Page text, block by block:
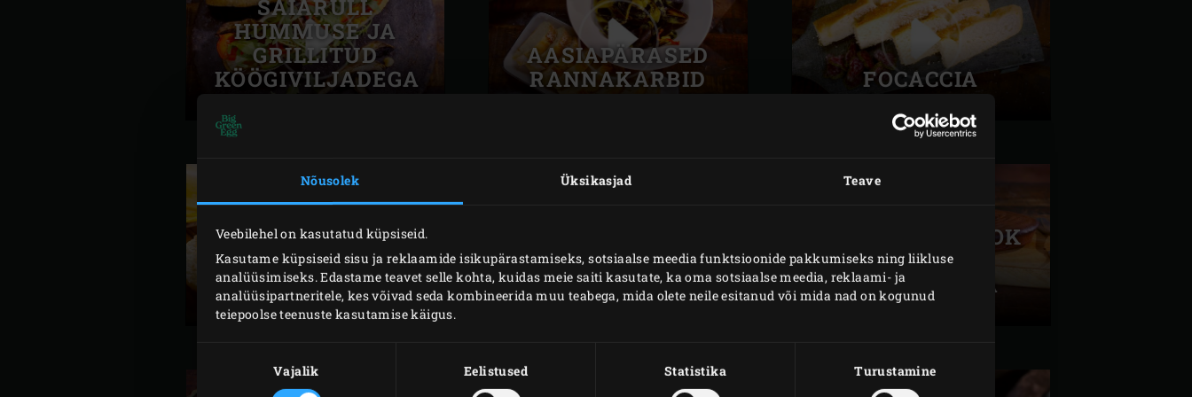
Nõusolek Üksikasjad Teave
Veebilehel on kasutatud küpsiseid.
Kasutame küpsiseid sisu ja reklaamide isikupärastamiseks, sotsiaalse meedia funktsioonide pakkumiseks ning liikluse
analüüsimiseks. Edastame teavet selle kohta, kuidas meie saiti kasutate, ka oma sotsiaalse meedia, reklaami- ja
analüüsipartneritele, kes võivad seda kombineerida muu teabega, mida olete neile esitanud või mida nad on kogunud
teiepoolse teenuste kasutamise käigus.
Vajalik Eelistused Statistika Turustamine
SAIARULL
HUMMUSE JA
GRILLITUD
KÖÖGIVILJADEGA
AASIAPÄRASED
RANNAKARBID
FOCACCIA
HAMBURGER
KUKLIL
RÖSTITUD
BATAAT
ŠOKOLAADIKOOK
GRILLITUD
ANANASSIGA